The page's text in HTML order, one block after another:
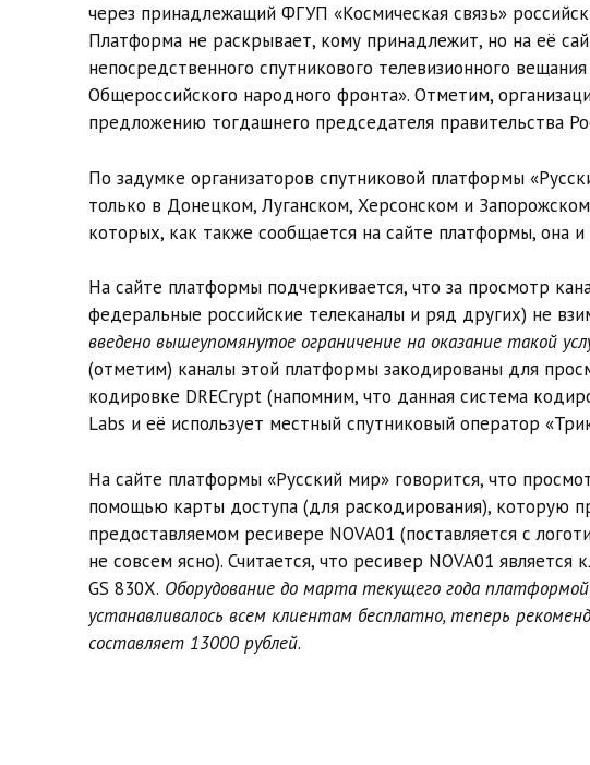
через принадлежащий ФГУП «Космическая связь»
Платформа не раскрывает, кому принадлежит, но на её
непосредственного спутникового телевизионного
Общероссийского народного фронта». Отметим,
предложению тогдашнего председателя правительства
По задумке организаторов спутниковой платформы
только в Донецком, Луганском, Херсонском и
которых, как также сообщается на сайте платформы, она и
На сайте платформы подчеркивается, что за просмотр
федеральные российские телеканалы и ряд других) не
введено вышеупомянутое ограничение на оказание такой
(отметим) каналы этой платформы закодированы для
кодировке DRECrypt (напомним, что данная система
Labs и её использует местный спутниковый оператор
На сайте платформы «Русский мир» говорится, что
помощью карты доступа (для раскодирования), которую
предоставляемом ресивере NOVA01 (поставляется с
не совсем ясно). Считается, что ресивер NOVA01
GS 830Х. Оборудование до марта текущего года
устанавливалось всем клиентам бесплатно, теперь
составляет 13000 рублей.